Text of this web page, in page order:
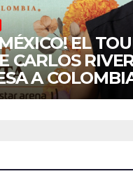
EL
CARLOS
A